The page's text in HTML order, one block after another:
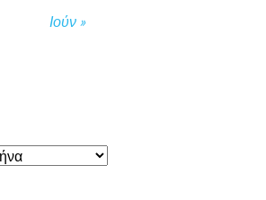
Ιούν »